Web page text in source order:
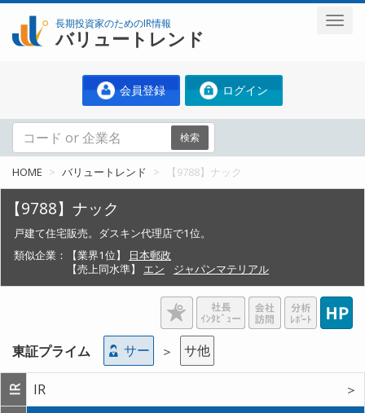
長期投資家のためのIR情報
バリュートレンド
会員登録 ログイン
検索
HOME バリュートレンド 【9788】ナック
【9788】ナック
戸建て住宅販売。ダスキン代理店で1位。
類似企業：
【業界1位】
日本郵政
【売上同水準】
エン ジャパンマテリアル
東証プライム サー ＞ サ他
IR IR ＞